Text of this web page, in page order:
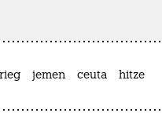
jemen ceuta hitze